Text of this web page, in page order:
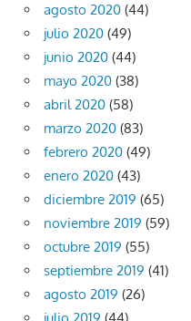
agosto 2020 (44)
julio 2020 (49)
junio 2020 (44)
mayo 2020 (38)
abril 2020 (58)
marzo 2020 (83)
febrero 2020 (49)
enero 2020 (43)
diciembre 2019 (65)
noviembre 2019 (59)
octubre 2019 (55)
septiembre 2019 (41)
agosto 2019 (26)